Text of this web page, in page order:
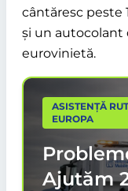
cântăresc peste
și un
eurovinietă.
ASISTENȚĂ
EUROPA
Ajutăm